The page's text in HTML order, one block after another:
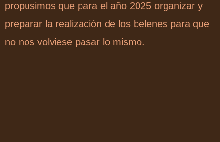
propusimos que para el año 2025 organizar y
preparar la realización de los belenes para que
no nos volviese pasar lo mismo.